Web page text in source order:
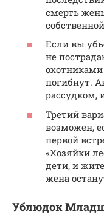
смерть
Если вы
не
погибнут.
рассудком,
Третий
возможен,
первой
«Хозяйки
дети, и
жена
Ублюдок